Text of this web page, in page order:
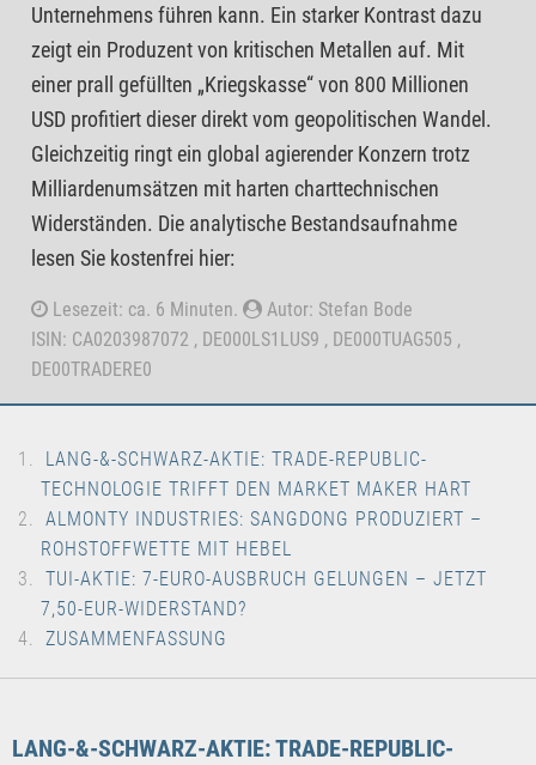
Unternehmens führen kann. Ein starker Kontrast dazu
zeigt ein Produzent von kritischen Metallen auf. Mit
einer prall gefüllten „Kriegskasse“ von 800 Millionen
USD profitiert dieser direkt vom geopolitischen Wandel.
Gleichzeitig ringt ein global agierender Konzern trotz
Milliardenumsätzen mit harten charttechnischen
Widerständen. Die analytische Bestandsaufnahme
lesen Sie kostenfrei hier:
Lesezeit: ca. 6 Minuten.
Autor: Stefan Bode
ISIN: CA0203987072 , DE000LS1LUS9 , DE000TUAG505 ,
DE00TRADERE0
LANG-&-SCHWARZ-AKTIE: TRADE-REPUBLIC-
TECHNOLOGIE TRIFFT DEN MARKET MAKER HART
ALMONTY INDUSTRIES: SANGDONG PRODUZIERT –
ROHSTOFFWETTE MIT HEBEL
TUI-AKTIE: 7-EURO-AUSBRUCH GELUNGEN – JETZT
7,50-EUR-WIDERSTAND?
ZUSAMMENFASSUNG
LANG-&-SCHWARZ-AKTIE: TRADE-REPUBLIC-